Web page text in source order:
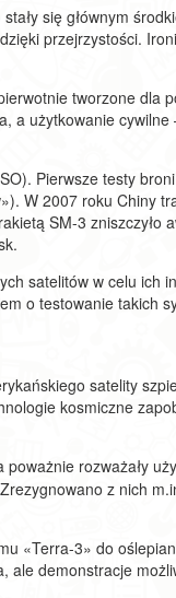
się głównym
przejrzystości.
tworzone dla
a użytkowanie cywilne
Pierwsze testy broni
W 2007 roku Chiny
SM-3 zniszczyło
satelitów w celu ich
o testowanie takich
satelity
kosmiczne
rozważały
z nich
«Terra-3» do
ale demonstracje